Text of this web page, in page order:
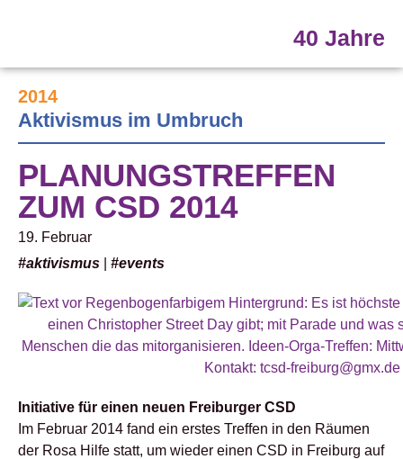
40 Jahre
2014
Aktivismus im Umbruch
PLANUNGSTREFFEN
ZUM CSD 2014
19. Februar
#aktivismus
#events
Initiative für einen neuen Freiburger CSD
Im Februar 2014 fand ein erstes Treffen in den Räumen
der Rosa Hilfe statt, um wieder einen CSD in Freiburg auf